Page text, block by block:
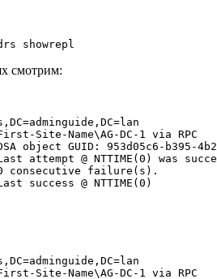
showrepl
смотрим:
Site-Name\AG-DC-1 via RPC
object GUID: 953d05c6-b395-
attempt @ NTTIME(0) was
consecutive failure(s).
success @ NTTIME(0)
Site-Name\AG-DC-1 via RPC